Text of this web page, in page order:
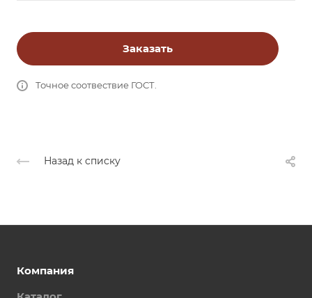
Заказать
Точное соотвествие ГОСТ.
Назад к списку
Компания